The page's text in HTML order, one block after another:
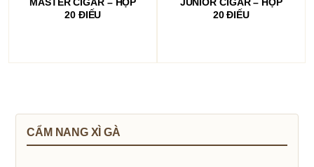
20 ĐIẾU
20 ĐIẾU
CẨM NANG XÌ GÀ